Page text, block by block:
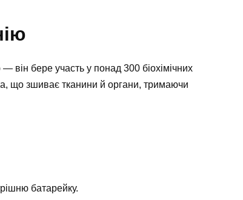
він бере участь у понад 300 біохімічних
що зшиває тканини й органи, тримаючи
батарейку.